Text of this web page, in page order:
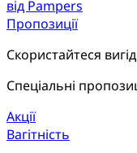
від Pampers
Пропозиції
Скористайтеся
Спеціальні
Акції
Вагітність